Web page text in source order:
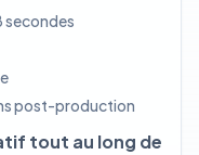
secondes
post-production
tout au long de